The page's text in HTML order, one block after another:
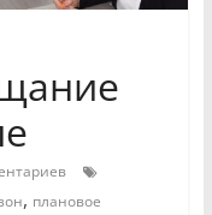
, плановое